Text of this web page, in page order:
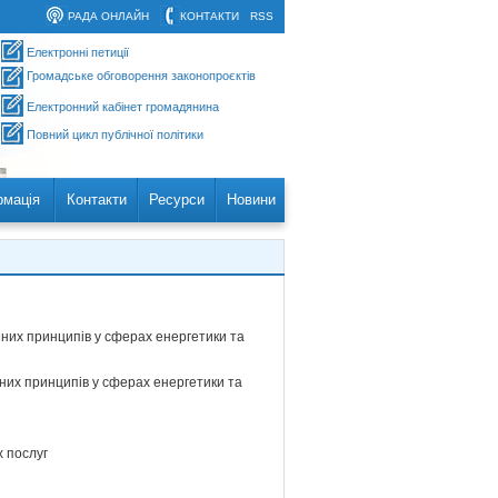
RSS
КОНТАКТИ
РАДА ОНЛАЙН
Електронні петиції
Громадське обговорення законопроєктів
Електронний кабінет громадянина
Повний цикл публічної політики
Контакти Ресурси Новини
принципів у сферах енергетики та
принципів у сферах енергетики та
послуг